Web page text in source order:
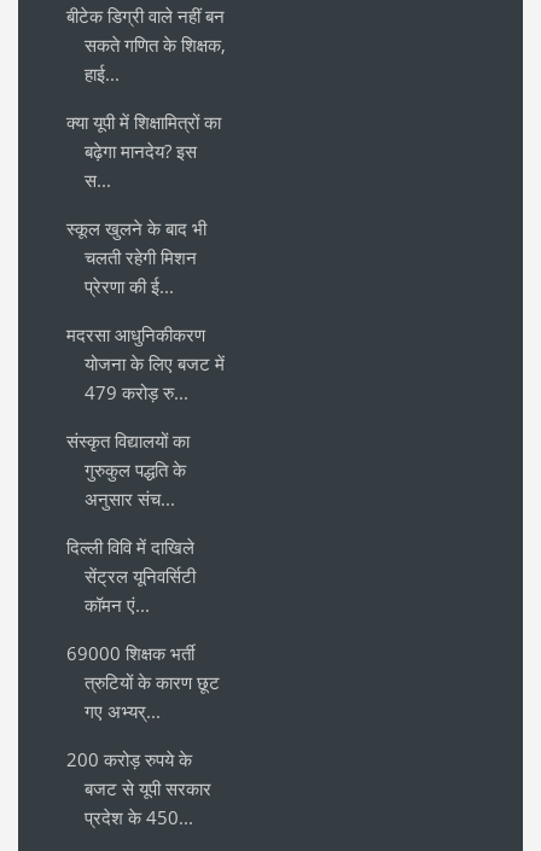
बीटेक डिग्री वाले नहीं बन
सकते गणित के शिक्षक,
हाई...
क्या यूपी में शिक्षामित्रों का
बढ़ेगा मानदेय? इस
स...
स्कूल खुलने के बाद भी
चलती रहेगी मिशन
प्रेरणा की ई...
मदरसा आधुनिकीकरण
योजना के लिए बजट में
479 करोड़ रु...
संस्कृत विद्यालयों का
गुरुकुल पद्धति के
अनुसार संच...
दिल्ली विवि में दाखिले
सेंट्रल यूनिवर्सिटी
कॉमन एं...
69000 शिक्षक भर्ती
त्रुटियों के कारण छूट
गए अभ्यर्...
200 करोड़ रुपये के
बजट से यूपी सरकार
प्रदेश के 450...